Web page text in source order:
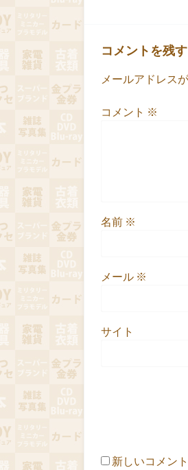
コメントを残す
メールアドレス
コメント ※
名前 ※
メール ※
サイト
新しいコメン